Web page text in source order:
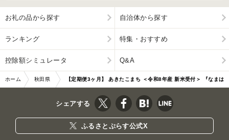
お礼の品から探す 自治体から探す
ランキング 特集・おすすめ
控除額シミュレータ Q&A
ホーム 秋田県 【定期便3ヶ月】 あきたこまち ＜令和8年産 新米受付＞ 『なまは
げライス』 無洗米 …|11699
シェアする
ふるさとぷらす公式X